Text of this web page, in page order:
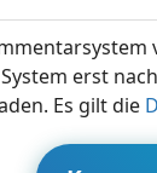
erst
Es gilt die